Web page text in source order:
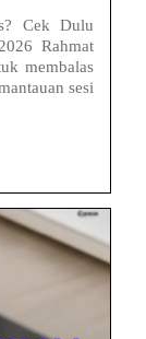
Cek Dulu
Rahmat
membalas
sesi